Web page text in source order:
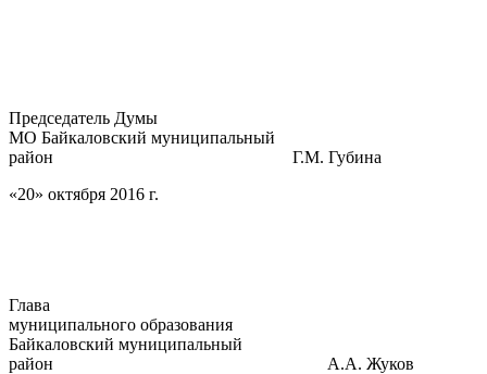
Председатель Думы
МО Байкаловский муниципальный
район Г.М. Губина
«20» октября 2016 г.
Глава
муниципального образования
Байкаловский муниципальный
район А.А. Жуков